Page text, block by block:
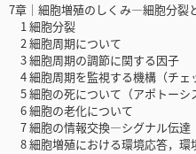
7章｜細胞増殖のしくみ―細胞分裂
1 細胞分裂
2 細胞周期について
3 細胞周期の調節に関する因子
4 細胞周期を監視する機構（チェ
5 細胞の死について（アポトーシ
6 細胞の老化について
7 細胞の情報交換―シグナル伝達
8 細胞増殖における環境応答，環